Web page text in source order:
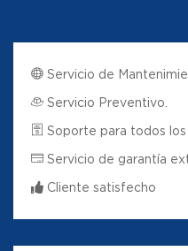
Servicio de
Servicio Preventivo.
Soporte para todos los
Servicio de garantía
Cliente satisfecho